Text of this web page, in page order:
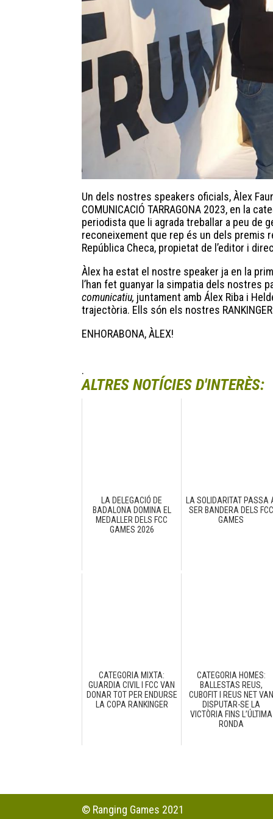
Un dels nostres speakers oficials, Àlex
COMUNICACIÓ TARRAGONA 2023, en la
periodista que li agrada treballar a peu de
reconeixement que rep és un dels premis
República Checa, propietat de l’editor i
Àlex ha estat el nostre speaker ja en la
l’han fet guanyar la simpatia dels
comunicatiu, juntament amb Álex Riba i
trajectòria. Ells són els nostres
ENHORABONA, ÀLEX!
.
ALTRES NOTÍCIES D'INTERÈS:
LA DELEGACIÓ DE
BADALONA DOMINA EL
MEDALLER DELS FCC
GAMES 2026
LA SOLIDARITAT PASSA
SER BANDERA DELS FCC
GAMES
CATEGORIA MIXTA:
GUARDIA CIVIL I FCC VAN
DONAR TOT PER ENDURSE
LA COPA RANKINGER
CATEGORIA HOMES:
BALLESTAS REUS,
CUBOFIT I REUS NET VAN
DISPUTAR-SE LA
VICTÒRIA FINS L’ÚLTIMA
RONDA
© Ranging Games 2021